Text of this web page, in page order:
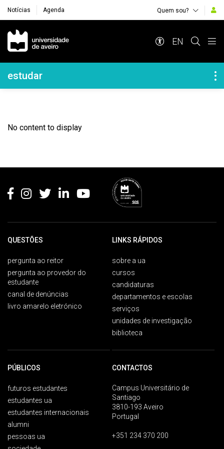
Notícias Agenda Quem sou?
Navegação Principal
EN
Navegação Lateral
estudar
No content to display
QUESTÕES
pergunta ao reitor
pergunta ao provedor do
estudante
canal de denúncias
livro amarelo eletrónico
LINKS RÁPIDOS
sobre a ua
cursos
candidaturas
departamentos e escolas
serviços
unidades de investigação
biblioteca
PÚBLICOS
futuros estudantes
estudantes ua
estudantes internacionais
alumni
pessoas ua
CONTACTOS
Campus Universitário de
Santiago
3810-193 Aveiro
Portugal
+351 234 370 200